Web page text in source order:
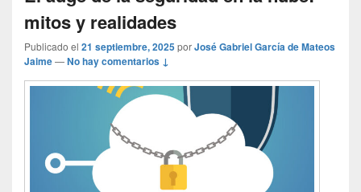
mitos y realidades
Publicado el 21 septiembre, 2025porJosé Gabriel García de Mateos
Jaime—No hay comentarios ↓